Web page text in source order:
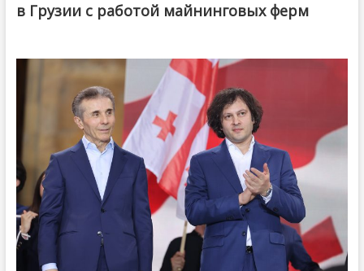
в Грузии с работой майнинговых ферм